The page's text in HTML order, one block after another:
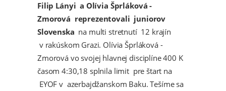
Filip Lányi a Olívia Šprláková -
Zmorová reprezentovali juniorov
Slovenska na multi stretnutí 12 krajín
v rakúskom Grazi. Olívia Šprláková -
Zmorová vo svojej hlavnej disciplíne 400 K
časom 4:30,18 splnila limit pre štart na
EYOF v azerbajdžanskom Baku. Tešíme sa